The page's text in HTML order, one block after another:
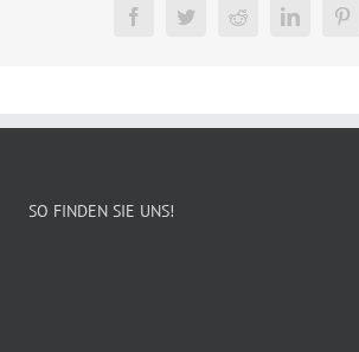
FacebookTwitterRedditLinkedIn
SO FINDEN SIE UNS!